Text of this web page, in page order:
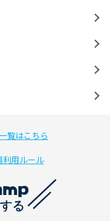
覧はこちら
利用ルール